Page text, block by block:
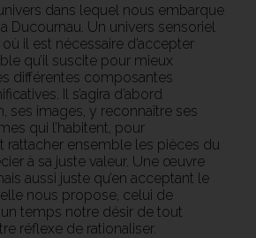
dans lequel nous embarque
Ducournau. Un univers sensoriel
il est nécessaire d’accepter
qu’il suscite pour mieux
différentes composantes
Il s’agira d’abord
ses images, y reconnaître ses
qui l’habitent, pour
rattacher ensemble les pièces du
à sa juste valeur. Une œuvre
aussi juste qu’en acceptant le
nous propose, celui de
temps notre désir de tout
réflexe de rationaliser.